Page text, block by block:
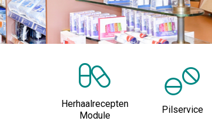
Herhaalrecepten
Module
Pilservice